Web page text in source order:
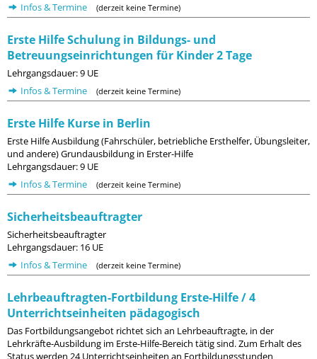
Infos & Termine
(derzeit keine Termine)
Erste Hilfe Schulung in Bildungs- und
Betreuungseinrichtungen für Kinder 2 Tage
Lehrgangsdauer: 9 UE
Infos & Termine
(derzeit keine Termine)
Erste Hilfe Kurse in Berlin
Erste Hilfe Ausbildung (Fahrschüler, betriebliche Ersthelfer, Übungsleiter,
und andere) Grundausbildung in Erster-Hilfe
Lehrgangsdauer: 9 UE
Infos & Termine
(derzeit keine Termine)
Sicherheitsbeauftragter
Sicherheitsbeauftragter
Lehrgangsdauer: 16 UE
Infos & Termine
(derzeit keine Termine)
Lehrbeauftragten-Fortbildung Erste-Hilfe / 4
Unterrichtseinheiten pädagogisch
Das Fortbildungsangebot richtet sich an Lehrbeauftragte, in der
Lehrkräfte-Ausbildung im Erste-Hilfe-Bereich tätig sind. Zum Erhalt des
Status werden 24 Unterrichtseinheiten an Fortbildungsstunden